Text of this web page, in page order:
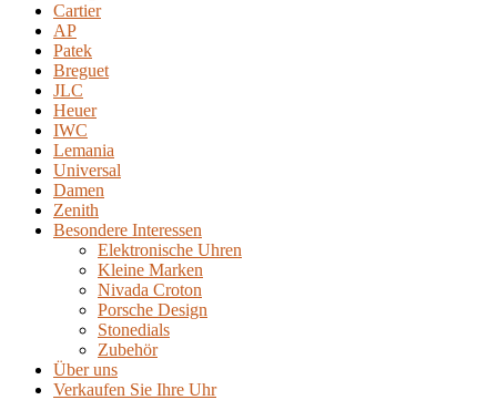
Cartier
AP
Patek
Breguet
JLC
Heuer
IWC
Lemania
Universal
Damen
Zenith
Besondere Interessen
Elektronische Uhren
Kleine Marken
Nivada Croton
Porsche Design
Stonedials
Zubehör
Über uns
Verkaufen Sie Ihre Uhr